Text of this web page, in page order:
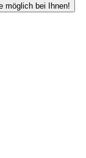
möglich bei Ihnen!